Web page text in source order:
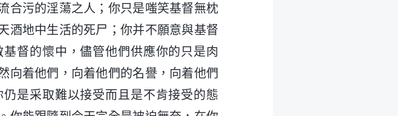
合污的淫蕩之人；你只是嗤笑基督無枕
酒地中生活的死尸；你并不願意與基督
督的懷中，儘管他們供應你的只是肉
向着他們，向着他們的名譽，向着他們
是采取難以接受而且是不肯接受的態